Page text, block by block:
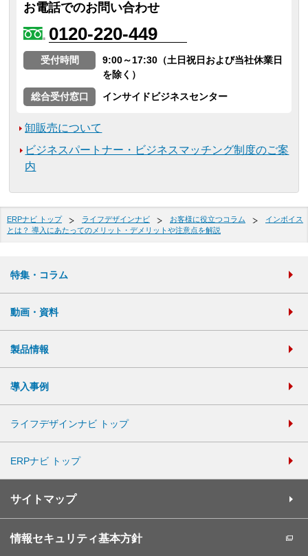
お電話でのお問い合わせ
0120-220-449
受付時間
9:00～17:30（土日祝日および当社休業日
を除く）
総合受付窓口
インサイドビジネスセンター
卸販売について
ビジネスパートナー・ビジネスマッチング制度のご案
内
ERPナビ トップ ライフデザインナビ お客様に役立つコラム
インボイス
とは？ 導入にあたってのメリット・デメリットや注意点を解説
特集・コラム
動画・資料
製品情報
導入事例
ライフデザインナビ トップ
ERPナビ トップ
サイトマップ
情報セキュリティ基本方針